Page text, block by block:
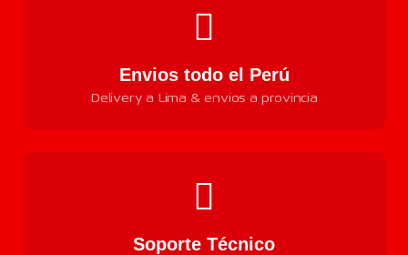
Envios todo el Perú
Delivery a Lima & envios a provincia
Soporte Técnico